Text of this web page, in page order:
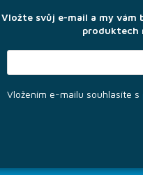
Vložte svůj e-mail a my vám
produktech
Vložením e-mailu souhlasíte s